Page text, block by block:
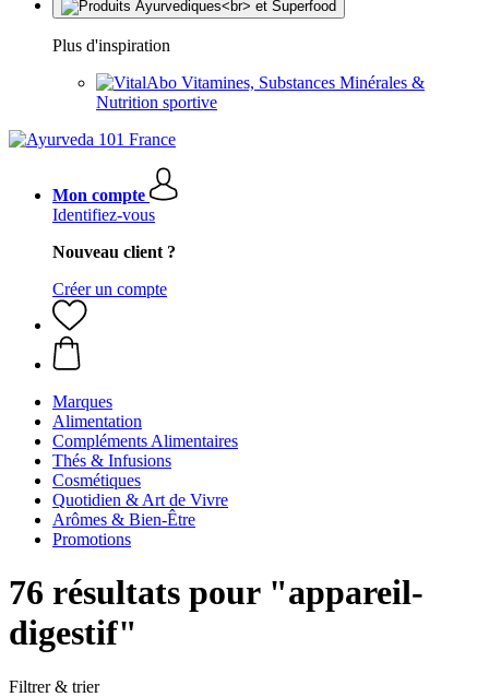
Plus d'inspiration
Vitamines, Substances Minérales &
Nutrition sportive
Mon compte
Identifiez-vous
Nouveau client ?
Créer un compte
Marques
Alimentation
Compléments Alimentaires
Thés & Infusions
Cosmétiques
Quotidien & Art de Vivre
Arômes & Bien-Être
Promotions
76 résultats pour "appareil-
digestif"
Filtrer & trier